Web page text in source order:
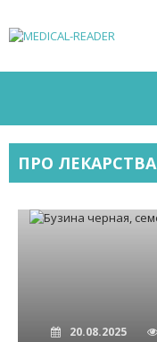
ПРО ЛЕКАРСТВА
20.08.2025